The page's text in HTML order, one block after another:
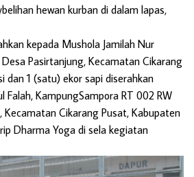
hewan kurban di dalam lapas,
kepada Mushola Jamilah Nur
Desa Pasirtanjung, Kecamatan Cikarang
dan 1 (satu) ekor sapi diserahkan
Falah, KampungSampora RT 002 RW
Kecamatan Cikarang Pusat, Kabupaten
Dharma Yoga di sela kegiatan